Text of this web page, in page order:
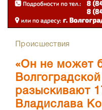
Происшествия
«Он не может
разыскивают
Владислава